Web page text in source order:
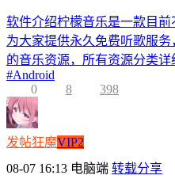
软件介绍柠檬音乐是一款目前
为大家提供永久免费听歌服
的音乐资源，所有资源分类
#Android
0
8 398
发帖狂魔VIP2
08-07 16:13 电脑端 转载分享